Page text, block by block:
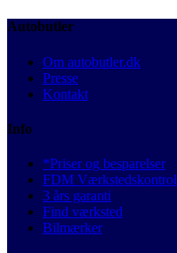
Autobutler
Om autobutler.dk
Presse
Kontakt
Info
*Priser og besparelser
FDM Værkstedskontrol
3 års garanti
Find værksted
Bilmærker